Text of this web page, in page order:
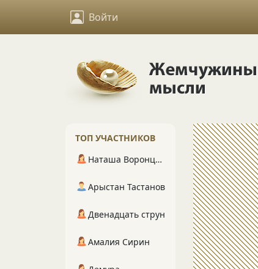
Войти
ТОП УЧАСТНИКОВ
Наташа Воронцова
Арыстан Тастанов
Двенадцать струн
Амалия Сирин